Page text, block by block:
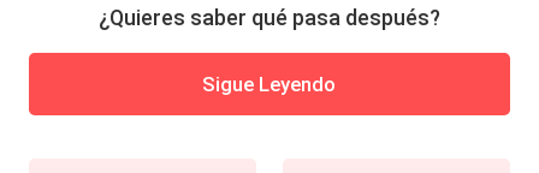
¿Quieres saber qué pasa después?
Sigue Leyendo